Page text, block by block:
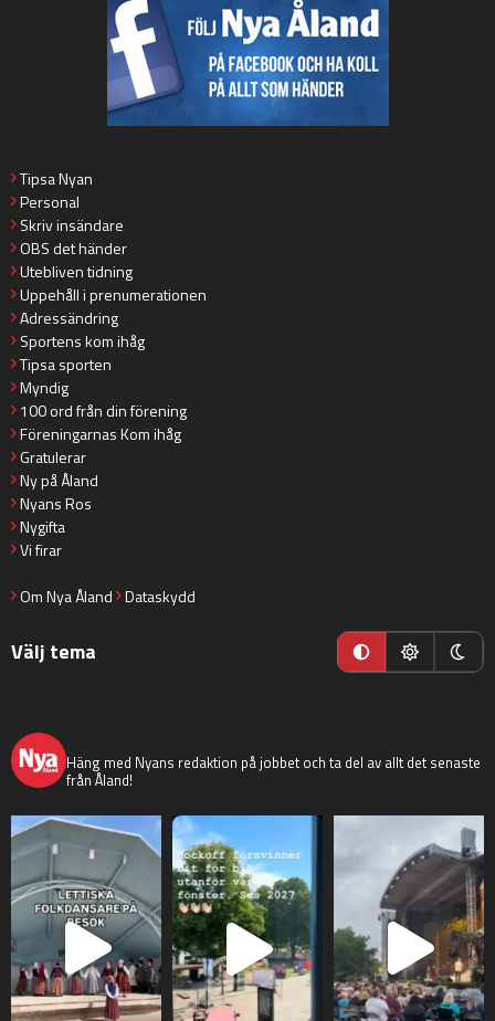
Tipsa Nyan
Personal
Skriv insändare
OBS det händer
Utebliven tidning
Uppehåll i prenumerationen
Adressändring
Sportens kom ihåg
Tipsa sporten
Myndig
100 ord från din förening
Föreningarnas Kom ihåg
Gratulerar
Ny på Åland
Nyans Ros
Nygifta
Vi firar
Om Nya Åland Dataskydd
Välj tema
Häng med Nyans redaktion på jobbet och ta del av allt det senaste
från Åland!